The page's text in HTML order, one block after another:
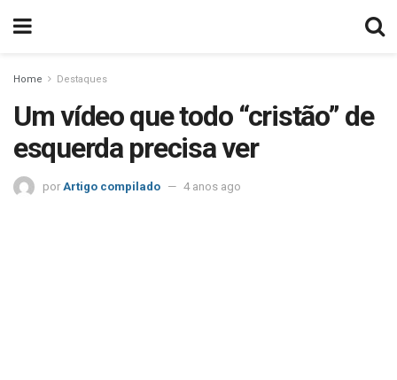
Home Destaques
Um vídeo que todo “cristão” de
esquerda precisa ver
por Artigo compilado 4 anos ago